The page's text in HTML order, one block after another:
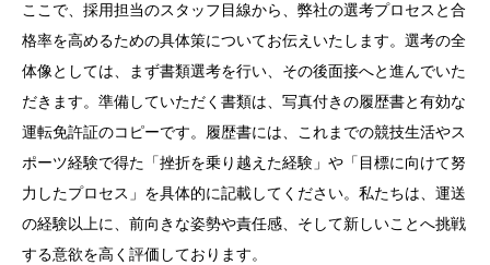
ここで、採用担当のスタッフ目線から、弊社の選考プロセスと合
格率を高めるための具体策についてお伝えいたします。選考の全
体像としては、まず書類選考を行い、その後面接へと進んでいた
だきます。準備していただく書類は、写真付きの履歴書と有効な
運転免許証のコピーです。履歴書には、これまでの競技生活やス
ポーツ経験で得た「挫折を乗り越えた経験」や「目標に向けて努
力したプロセス」を具体的に記載してください。私たちは、運送
の経験以上に、前向きな姿勢や責任感、そして新しいことへ挑戦
する意欲を高く評価しております。